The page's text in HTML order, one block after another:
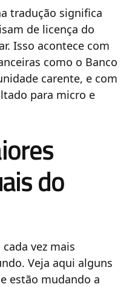
tradução significa
de licença do
Isso acontece com
como o Banco
carente, e com
para micro e
do
vez mais
Veja aqui alguns
estão mudando a